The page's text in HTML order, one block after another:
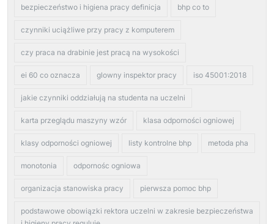
bezpieczeństwo i higiena pracy definicja bhp co to
czynniki uciążliwe przy pracy z komputerem
czy praca na drabinie jest pracą na wysokości
ei 60 co oznacza glowny inspektor pracy iso 45001:2018
jakie czynniki oddziałują na studenta na uczelni
karta przeglądu maszyny wzór klasa odporności ogniowej
klasy odporności ogniowej listy kontrolne bhp metoda pha
monotonia odpornośc ogniowa
organizacja stanowiska pracy pierwsza pomoc bhp
podstawowe obowiązki rektora uczelni w zakresie bezpieczeństwa